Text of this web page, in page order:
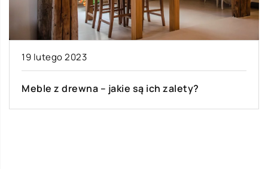
13 lutego 2023
Jakie produkty są wytwarzane z grzybów?